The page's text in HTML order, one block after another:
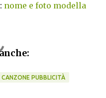
: nome e foto modella
CANZONE PUBBLICITÀ